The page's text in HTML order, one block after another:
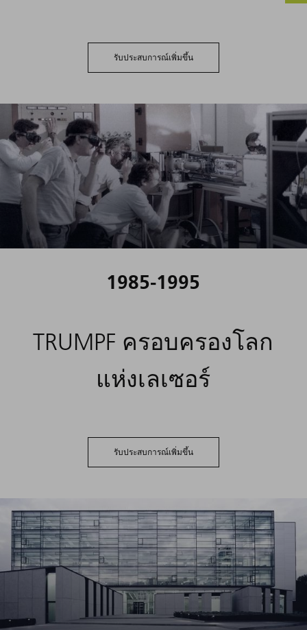
รับประสบการณ์เพิ่มขึ้น
1985-1995
TRUMPF ครอบครองโลก
แห่งเลเซอร์
รับประสบการณ์เพิ่มขึ้น